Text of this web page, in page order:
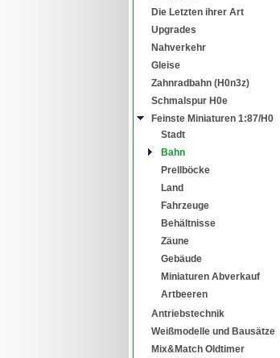
Die Letzten ihrer Art
Upgrades
Nahverkehr
Gleise
Zahnradbahn (H0n3z)
Schmalspur H0e
Feinste Miniaturen 1:87/H0
Stadt
Bahn
Prellböcke
Land
Fahrzeuge
Behältnisse
Zäune
Gebäude
Miniaturen Abverkauf
Artbeeren
Antriebstechnik
Weißmodelle und Bausätze
Mix&Match Oldtimer